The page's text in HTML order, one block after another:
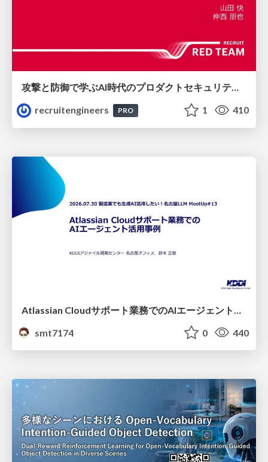
攻撃と防御で学ぶAI時代のプロダクトセキュリティ演習
recruitengineers
PRO 1 410
smt7174
0 440